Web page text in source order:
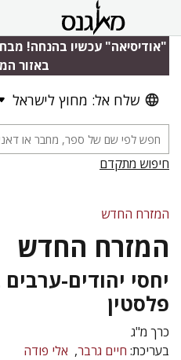
"אודיסיאה" עכשיו בהנחה!
באזור
שלח אל: מחוץ לישראל
חיפוש מתקדם
המזרח החדש
המזרח החדש
יחסי יהודים-
פלסטין
כרך מ"ג
בעריכת: חיים גרבר אלי פודה